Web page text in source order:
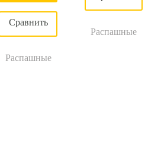
Распашные
Распашные